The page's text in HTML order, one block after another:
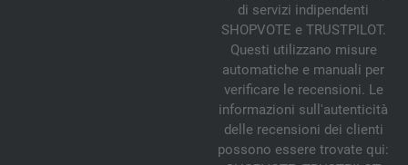
di servizi indipendenti
SHOPVOTE e TRUSTPILOT.
Questi utilizzano misure
automatiche e manuali per
verificare le recensioni. Le
informazioni sull'autenticità
delle recensioni dei clienti
possono essere trovate qui: